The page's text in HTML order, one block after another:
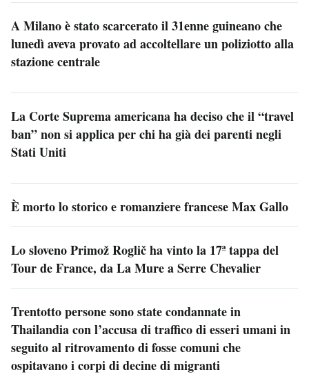
A Milano è stato scarcerato il 31enne guineano che
lunedì aveva provato ad accoltellare un poliziotto alla
stazione centrale
La Corte Suprema americana ha deciso che il “travel
ban” non si applica per chi ha già dei parenti negli
Stati Uniti
È morto lo storico e romanziere francese Max Gallo
Lo sloveno Primož Roglič ha vinto la 17ª tappa del
Tour de France, da La Mure a Serre Chevalier
Trentotto persone sono state condannate in
Thailandia con l’accusa di traffico di esseri umani in
seguito al ritrovamento di fosse comuni che
ospitavano i corpi di decine di migranti